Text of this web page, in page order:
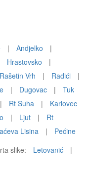
| Andjelko
|
Hrastovsko
|
Rašetin Vrh | Radići
|
| Dugovac |
Tuk
| Rt Suha |
Karlovec
| Ljut |
Rt
Lisina |
Pećine
slike:
Letovanić
|